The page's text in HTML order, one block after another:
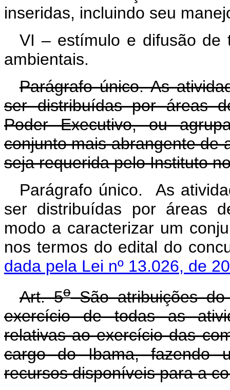
inseridas, incluindo seu
VI – estímulo e difusão de
ambientais.
Parágrafo único. As
ser distribuídas por áreas
Poder Executivo, ou
conjunto mais abrangente de
seja requerida pelo Instituto
Parágrafo único. As
ser distribuídas por áreas
modo a caracterizar um
nos termos do edital
dada pela Lei nº 13.026, de
Art. 5oSão atribuições do
exercício de todas as
relativas ao exercício das
cargo do Ibama, fazendo
recursos disponíveis para a